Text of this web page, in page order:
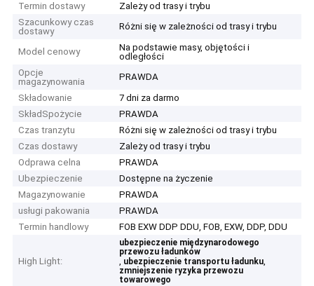
Termin dostawy
Zależy od trasy i trybu
Szacunkowy czas
dostawy
Różni się w zależności od trasy i trybu
Model cenowy
Na podstawie masy, objętości i
odległości
Opcje
magazynowania
PRAWDA
Składowanie
7 dni za darmo
SkładSpożycie
PRAWDA
Czas tranzytu
Różni się w zależności od trasy i trybu
Czas dostawy
Zależy od trasy i trybu
Odprawa celna
PRAWDA
Ubezpieczenie
Dostępne na życzenie
Magazynowanie
PRAWDA
usługi pakowania
PRAWDA
Termin handlowy
FOB EXW DDP DDU, FOB, EXW, DDP, DDU
High Light:
ubezpieczenie międzynarodowego
przewozu ładunków
, ubezpieczenie transportu ładunku,
zmniejszenie ryzyka przewozu
towarowego